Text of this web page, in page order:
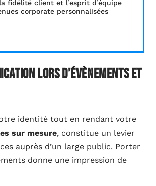
fidélité client et l’esprit d’équipe
corporate personnalisées
lors d’évènements et
identité tout en rendant votre
sur mesure, constitue un levier
auprès d’un large public. Porter
donne une impression de